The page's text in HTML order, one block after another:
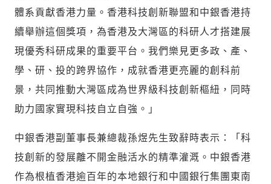
體系貢獻香港力量。香港科技創新聯盟和中銀香港持
續舉辦這個獎項，為香港及大灣區的科研人才搭建展
現優秀科研成果的重要平台。我們樂見更多政、產、
學、研、投的跨界協作，成就香港更亮麗的創科前
景，共同推動大灣區成為世界級科技創新樞紐，同時
助力國家實現科技自立自強。」
中銀香港副董事長兼總裁孫煜先生致辭時表示：「科
技創新的發展離不開金融活水的精準灌溉。中銀香港
作為根植香港逾百年的本地銀行和中國銀行集團東南